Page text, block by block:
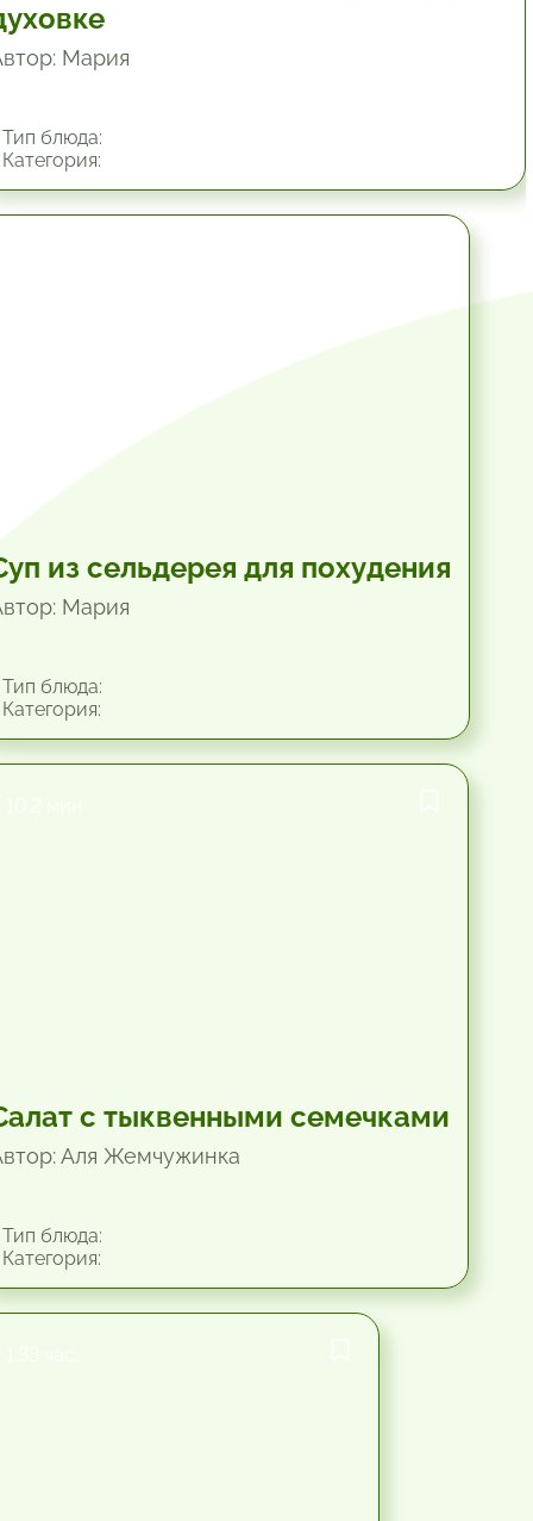
Мария
блюда:
из сельдерея для похудения
Мария
блюда:
с тыквенными семечками
Аля Жемчужинка
блюда: